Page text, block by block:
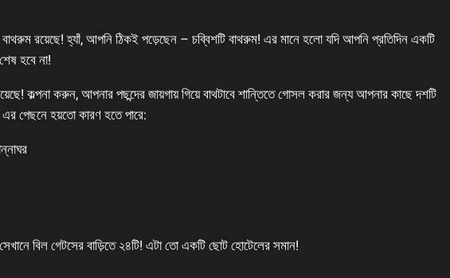
বাথরুম রয়েছে! হ্যাঁ, আপনি ঠিকই পড়েছেন – চব্বিশটি বাথরুম! এর মানে হলো যদি আপনি প্রতিদিন একটি
হবে না!
কল্পনা করুন, আপনার পছন্দের জায়গায় গিয়ে বাথটাবে শান্তিতে গোসল করার জন্য আপনার কাছে দশটি
এর পেছনে হয়তো কারণ হতে পারে:
বিল গেটসের বাড়িতে ২৪টি! এটা তো একটি ছোট হোটেলের সমান!